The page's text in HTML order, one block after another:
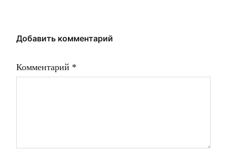
Добавить комментарий
Комментарий *